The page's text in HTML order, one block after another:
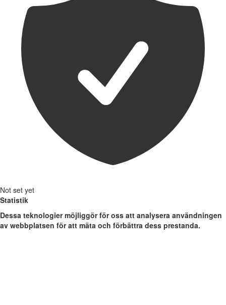
Not set yet
Statistik
Dessa teknologier möjliggör för oss att analysera användningen
av webbplatsen för att mäta och förbättra dess prestanda.